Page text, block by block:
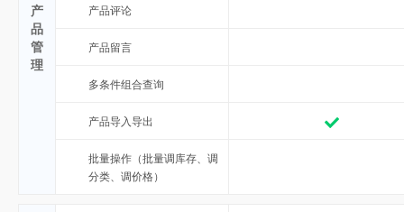
产
品
管
理
产品评论
产品留言
多条件组合查询
产品导入导出
批量操作（批量调库存、调
分类、调价格）